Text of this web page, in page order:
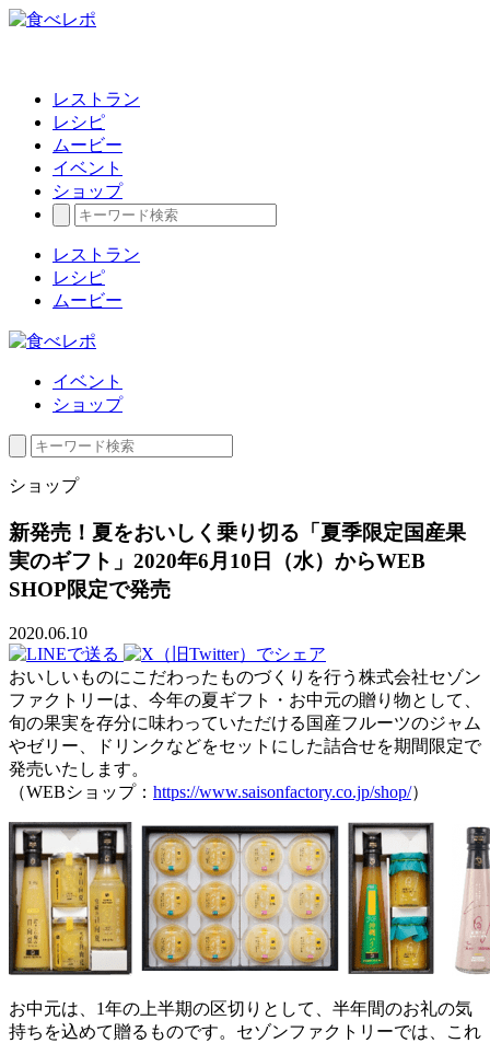
レストラン
レシピ
ムービー
イベント
ショップ
レストラン
レシピ
ムービー
イベント
ショップ
ショップ
新発売！夏をおいしく乗り切る「夏季限定国産果
実のギフト」2020年6月10日（水）からWEB
SHOP限定で発売
2020.06.10
おいしいものにこだわったものづくりを行う株式会社セゾン
ファクトリーは、今年の夏ギフト・お中元の贈り物として、
旬の果実を存分に味わっていただける国産フルーツのジャム
やゼリー、ドリンクなどをセットにした詰合せを期間限定で
発売いたします。
（WEBショップ： https://www.saisonfactory.co.jp/shop/）
お中元は、1年の上半期の区切りとして、半年間のお礼の気
持ちを込めて贈るものです。セゾンファクトリーでは、これ